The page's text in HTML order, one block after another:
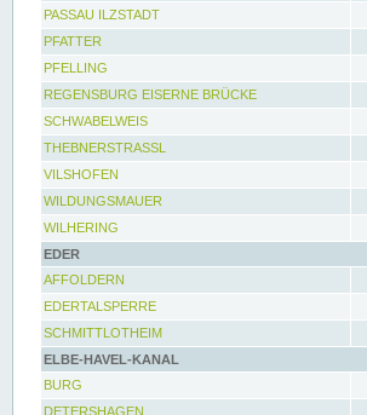
PASSAU ILZSTADT
PFATTER
PFELLING
REGENSBURG EISERNE BRÜCKE
SCHWABELWEIS
THEBNERSTRASSL
VILSHOFEN
WILDUNGSMAUER
WILHERING
EDER
AFFOLDERN
EDERTALSPERRE
SCHMITTLOTHEIM
ELBE-HAVEL-KANAL
BURG
DETERSHAGEN